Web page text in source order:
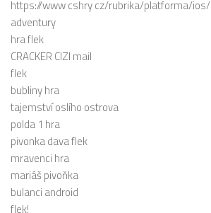
https://www cshry cz/rubrika/platforma/ios/
adventury
hra flek
CRACKER CIZI mail
flek
bubliny hra
tajemství oslího ostrova
polda 1 hra
pivonka dava flek
mravenci hra
mariáš pivoňka
bulanci android
flek!